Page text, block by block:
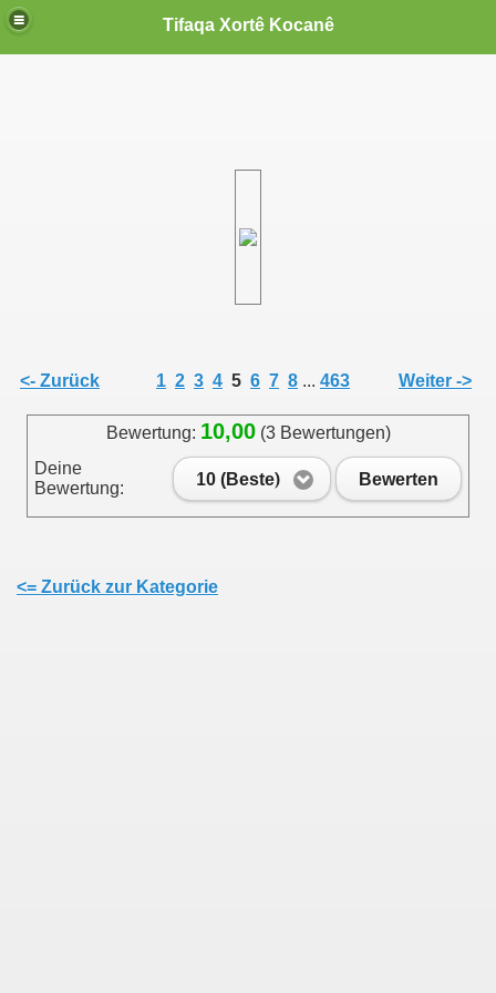
Tifaqa Xortê Kocanê
<- Zurück 1 2 3 4 5 6 7 8 ... 463 Weiter ->
Bewertung: 10,00(3 Bewertungen)
Deine
Bewertung:
10 (Beste) Bewerten
<= Zurück zur Kategorie